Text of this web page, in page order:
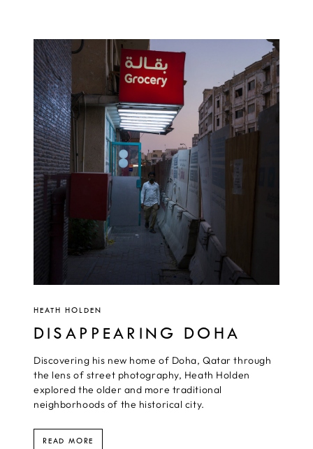
HEATH HOLDEN
DISAPPEARING DOHA
Discovering his new home of Doha, Qatar through
the lens of street photography, Heath Holden
explored the older and more traditional
neighborhoods of the historical city.
READ MORE